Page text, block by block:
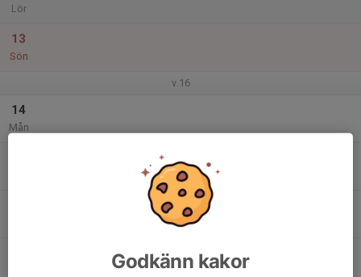
Lör
13
Sön
v.16
14
Mån
Godkänn kakor